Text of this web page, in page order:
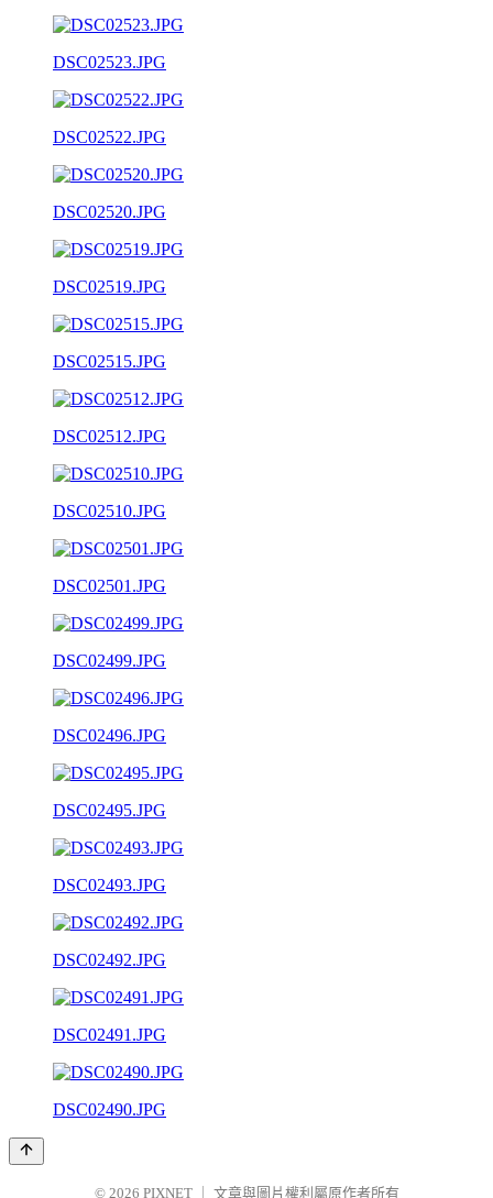
DSC02523.JPG
DSC02522.JPG
DSC02520.JPG
DSC02519.JPG
DSC02515.JPG
DSC02512.JPG
DSC02510.JPG
DSC02501.JPG
DSC02499.JPG
DSC02496.JPG
DSC02495.JPG
DSC02493.JPG
DSC02492.JPG
DSC02491.JPG
DSC02490.JPG
© 2026 PIXNET 文章與圖片權利屬原作者所有